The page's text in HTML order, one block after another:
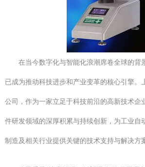
在当今数字化与智能化浪潮席卷全球的背
已成为推动科技进步和产业变革的核心引擎。
公司，作为一家立足于科技前沿的高新技术企
件研发领域的深厚积累与持续创新，为工业自
制造及相关行业提供关键的技术支持与解决方